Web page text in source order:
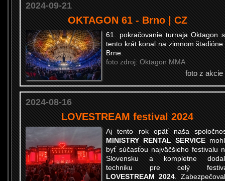
2024-09-21
OKTAGON 61 - Brno | CZ
61. pokračovanie turnaja Oktagon
tento krát konal na zimnom štadióne
Brne.
foto zdroj: Oktagon MMA
foto z akcie
2024-08-16
LOVESTREAM festival 2024
Aj tento rok opäť naša
MINISTRY RENTAL SERVICE
byť súčasťou najväčšieho festivalu
Slovensku a kompletne
techniku pre celý
LOVESTREAM 2024.